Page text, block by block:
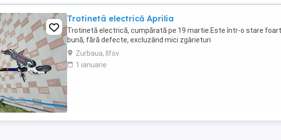
Trotinetâ electrică Aprilia
Trotinetă electrică, cumpărată pe 19 martie.Este într-o stare
bună, fără defecte, excluzând mici zgârieturi
Zurbaua, Ilfov
1 ianuarie